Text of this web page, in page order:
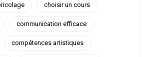
choisir un cours
communication efficace
compétences artistiques